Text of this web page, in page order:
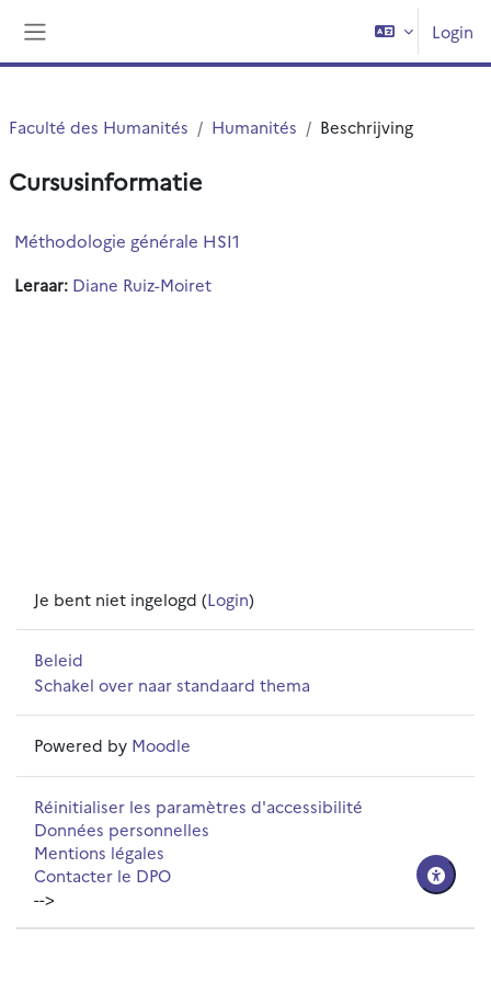
Login
Faculté des Humanités Humanités Beschrijving
Cursusinformatie
Méthodologie générale HSI1
Leraar: Diane Ruiz-Moiret
Je bent niet ingelogd (Login)
Beleid
Schakel over naar standaard thema
Powered by Moodle
Réinitialiser les paramètres d'accessibilité
Données personnelles
Mentions légales
Contacter le DPO
-->